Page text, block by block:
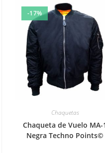
opciones
se
pueden
elegir
en
la
página
de
producto
-17%
Chaquetas
Chaqueta de Vuelo MA-
Negra Techno Points©